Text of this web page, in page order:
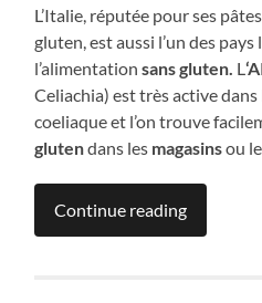
L’Italie, réputée pour ses
gluten, est aussi l’un des
l’alimentationsans gluten. L
Celiachia) est très active
coeliaque et l’on trouve
glutendans les magasinsou
Continue reading